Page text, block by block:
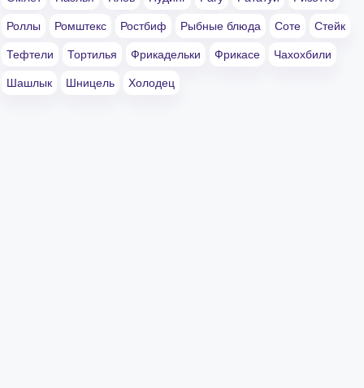
Роллы Ромштекс Ростбиф Рыбные блюда Соте Стейк
Тефтели Тортилья Фрикадельки Фрикасе Чахохбили
Шашлык Шницель Холодец